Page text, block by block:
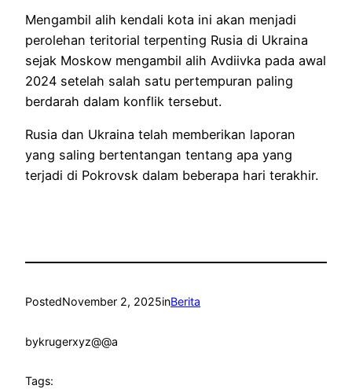
Mengambil alih kendali kota ini akan menjadi
perolehan teritorial terpenting Rusia di Ukraina
sejak Moskow mengambil alih Avdiivka pada awal
2024 setelah salah satu pertempuran paling
berdarah dalam konflik tersebut.
Rusia dan Ukraina telah memberikan laporan
yang saling bertentangan tentang apa yang
terjadi di Pokrovsk dalam beberapa hari terakhir.
PostedNovember 2, 2025inBerita
bykrugerxyz@@a
Tags: